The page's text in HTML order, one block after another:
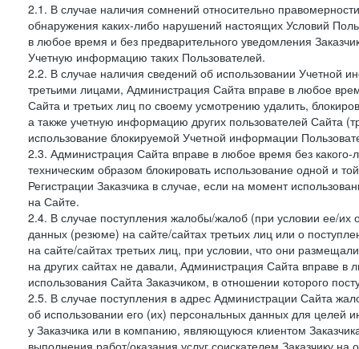
2.1. В случае наличия сомнений относительно
обнаружения каких-либо нарушений настоящих Условий
в любое время и без предварительного уведомления
Учетную информацию таких Пользователей.
2.2. В случае наличия сведений об использовании Учетной
третьими лицами, Администрация Сайта вправе в любое
Сайта и третьих лиц по своему усмотрению удалить,
а также учетную информацию других пользователей Сайта
использование блокируемой Учетной информации
2.3. Администрация Сайта вправе в любое время без
техническим образом блокировать использование одной и
Регистрации Заказчика в случае, если на момент
на Сайте.
2.4. В случае поступления жалобы/жалоб (при условии ее/их
данных (резюме) на сайте/сайтах третьих лиц или о
на сайте/сайтах третьих лиц, при условии, что они
на других сайтах не давали, Администрация Сайта вправе в
использования Сайта Заказчиком, в отношении которого
2.5. В случае поступления в адрес Администрации Сайта
об использовании его (их) персональных данных для целей
у Заказчика или в компанию, являющуюся клиентом
выполнения работ/оказания услуг соискателем Заказчику